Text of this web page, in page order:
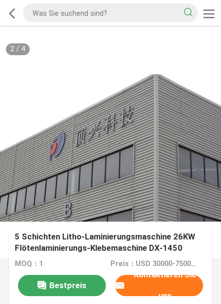
2/ 4
5 Schichten Litho-Laminierungsmaschine 26KW
Flötenlaminierungs-Klebemaschine DX-1450
MOQ：1 Preis：USD 30000-75000/SET
Bestpreis
Kontaktieren Sie
uns